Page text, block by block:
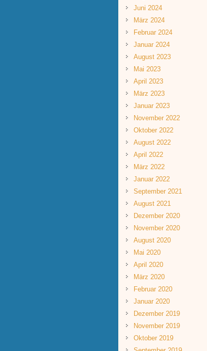
Juni 2024
März 2024
Februar 2024
Januar 2024
August 2023
Mai 2023
April 2023
März 2023
Januar 2023
November 2022
Oktober 2022
August 2022
April 2022
März 2022
Januar 2022
September 2021
August 2021
Dezember 2020
November 2020
August 2020
Mai 2020
April 2020
März 2020
Februar 2020
Januar 2020
Dezember 2019
November 2019
Oktober 2019